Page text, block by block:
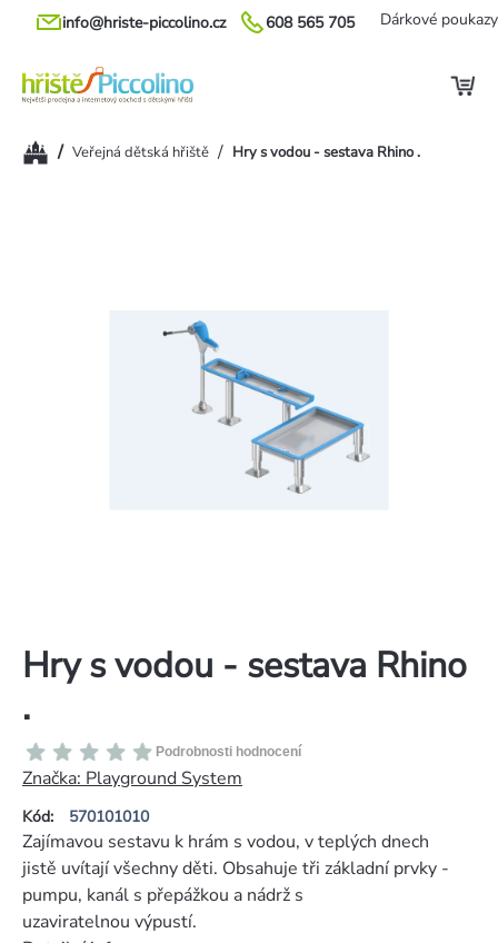
Přejít
608 565 705
info@hriste-piccolino.cz Dárkové poukazy
Domů/ Veřejná dětská hřiště / Hry s vodou - sestava Rhino .
Hry s vodou - sestava Rhino
.
Kód: 570101010
Průměrné
hodnocení
produktu
je
0,0
z
5
hvězdiček.
Podrobnosti hodnocení
Značka: Playground System
Zajímavou sestavu k hrám s vodou, v teplých dnech
jistě uvítají všechny děti. Obsahuje tři základní prvky -
pumpu, kanál s přepážkou a nádrž s
uzaviratelnou výpustí.